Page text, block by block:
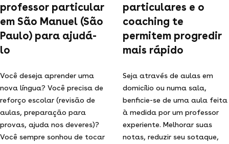
professor particular
em São Manuel (São
Paulo) para ajudá-
lo
Você deseja aprender uma
nova língua? Você precisa de
reforço escolar (revisão de
aulas, preparação para
provas, ajuda nos deveres)?
Você sempre sonhou de tocar
particulares e o
coaching te
permitem progredir
mais rápido
Seja através de aulas em
domicílio ou numa sala,
benficie-se de uma aula feita
à medida por um professor
experiente. Melhorar suas
notas, reduzir seu sotaque,